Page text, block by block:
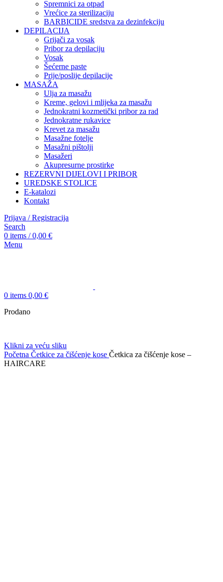
Spremnici za otpad
Vrećice za sterilizaciju
BARBICIDE sredstva za dezinfekciju
DEPILACIJA
Grijači za vosak
Pribor za depilaciju
Vosak
Šećerne paste
Prije/poslije depilacije
MASAŽA
Ulja za masažu
Kreme, gelovi i mlijeka za masažu
Jednokratni kozmetički pribor za rad
Jednokratne rukavice
Krevet za masažu
Masažne fotelje
Masažni pištolji
Masažeri
Akupresurne prostirke
REZERVNI DIJELOVI I PRIBOR
UREDSKE STOLICE
E-katalozi
Kontakt
Prijava / Registracija
Search
0 items / 0,00 €
Menu
0 items 0,00 €
Prodano
Klikni za veću sliku
Početna Četkice za čišćenje kose Četkica za čišćenje kose –
HAIRCARE